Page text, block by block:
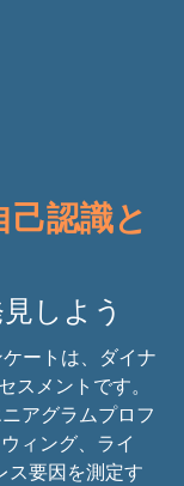
認識と
しよう
ートは、ダイナ
スメントです。
アグラムプロフ
ィング、ライ
ス要因を測定す